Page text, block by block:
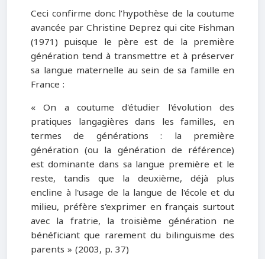
Ceci confirme donc l’hypothèse de la coutume
avancée par Christine Deprez qui cite Fishman
(1971) puisque le père est de la première
génération tend à transmettre et à préserver
sa langue maternelle au sein de sa famille en
France :
« On a coutume d'étudier l'évolution des
pratiques langagières dans les familles, en
termes de générations : la première
génération (ou la génération de référence)
est dominante dans sa langue première et le
reste, tandis que la deuxième, déjà plus
encline à l'usage de la langue de l'école et du
milieu, préfère s'exprimer en français surtout
avec la fratrie, la troisième génération ne
bénéficiant que rarement du bilinguisme des
parents » (2003, p. 37)